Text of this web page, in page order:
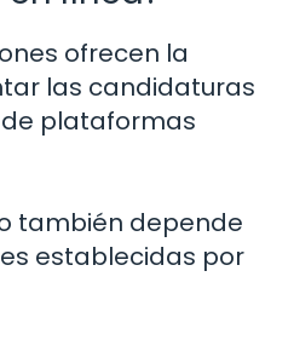
ofrecen la
las candidaturas
plataformas
también depende
establecidas por